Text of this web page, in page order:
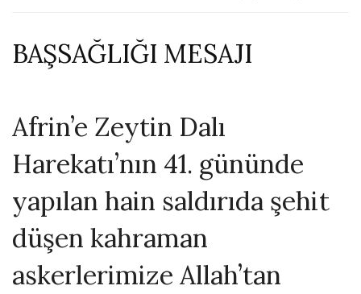
BAŞSAĞLIĞI MESAJI
Afrin’e Zeytin Dalı
Harekatı’nın 41. gününde
yapılan hain saldırıda şehit
düşen kahraman
askerlerimize Allah’tan